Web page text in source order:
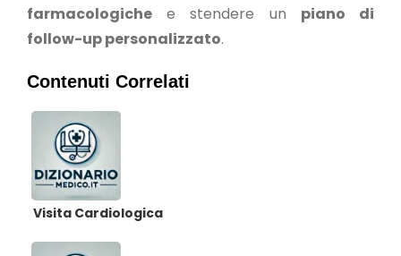
farmacologiche e stendere un piano di
follow-up personalizzato.
Contenuti Correlati
Visita Cardiologica